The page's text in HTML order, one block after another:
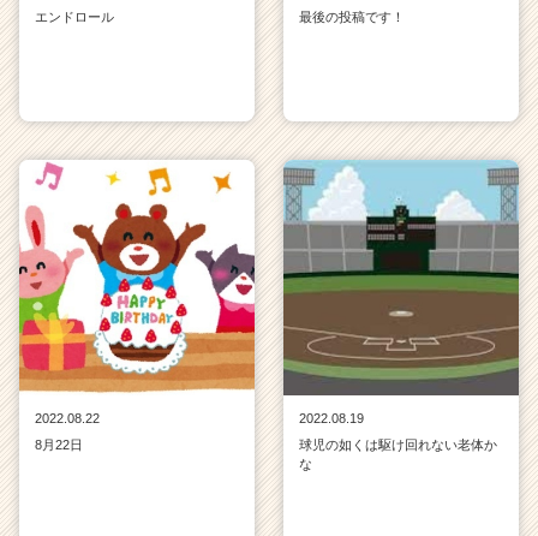
エンドロール
最後の投稿です！
2022.08.22
8月22日
2022.08.19
球児の如くは駆け回れない老体か
な